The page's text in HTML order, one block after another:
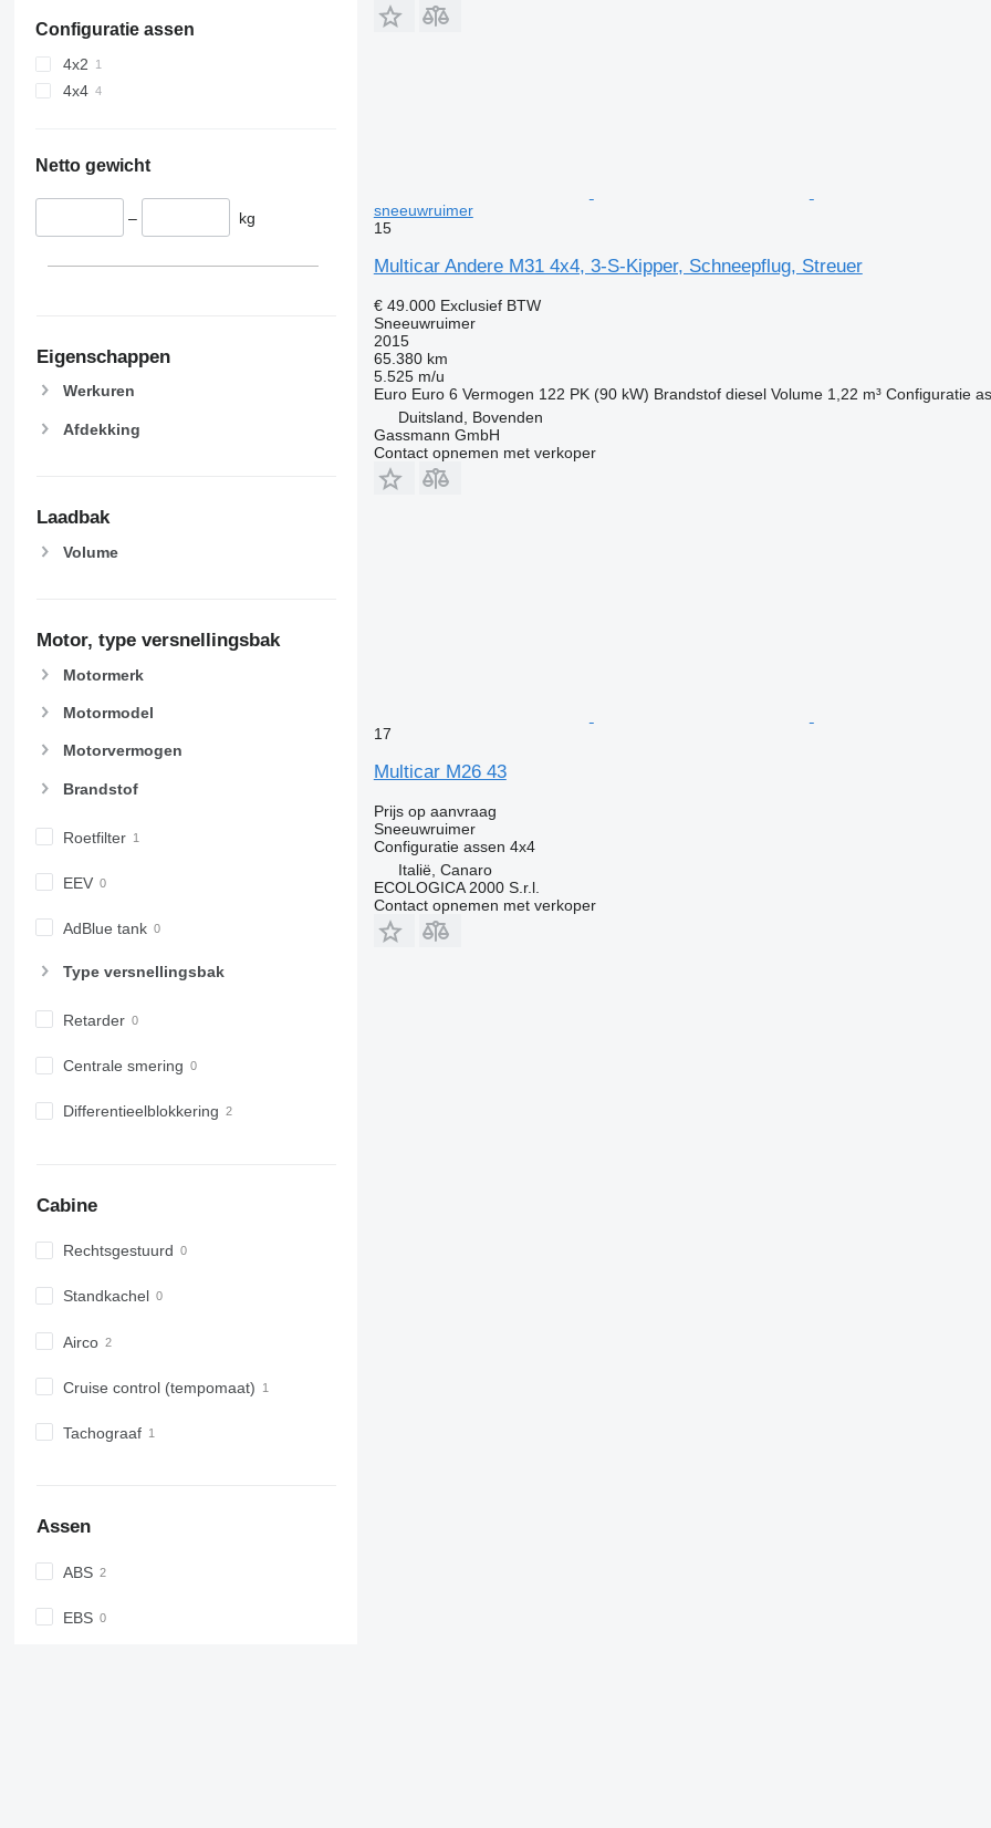
Configuratie assen
4x2
4x4
Netto gewicht
– kg
Eigenschappen
Werkuren
Afdekking
Laadbak
Volume
Motor, type versnellingsbak
Motormerk
Motormodel
Motorvermogen
Brandstof
Roetfilter
EEV
AdBlue tank
Type versnellingsbak
Retarder
Centrale smering
Differentieelblokkering
Cabine
Rechtsgestuurd
Standkachel
Airco
Cruise control (tempomaat)
Tachograaf
Assen
ABS
EBS
sneeuwruimer
15
Multicar Andere M31 4x4, 3-S-Kipper, Schneepflug, Streuer
€ 49.000 Exclusief BTW
Sneeuwruimer
2015
65.380 km
5.525 m/u
Euro Euro 6 Vermogen 122 PK (90 kW) Brandstof diesel Volume 1,22 m³ Configuratie
Duitsland, Bovenden
Gassmann GmbH
Contact opnemen met verkoper
17
Multicar M26 43
Prijs op aanvraag
Sneeuwruimer
Configuratie assen 4x4
Italië, Canaro
ECOLOGICA 2000 S.r.l.
Contact opnemen met verkoper